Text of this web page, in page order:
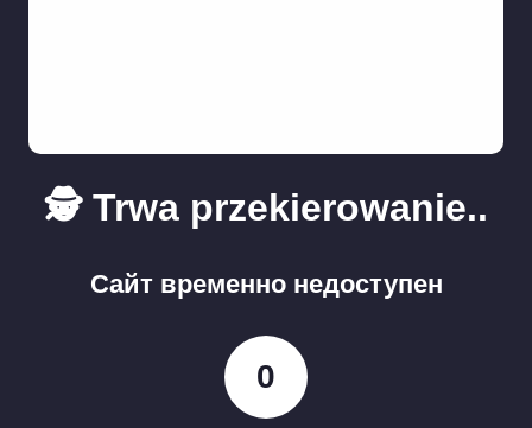
🕵️ Trwa przekierowanie..
Сайт временно недоступен
0